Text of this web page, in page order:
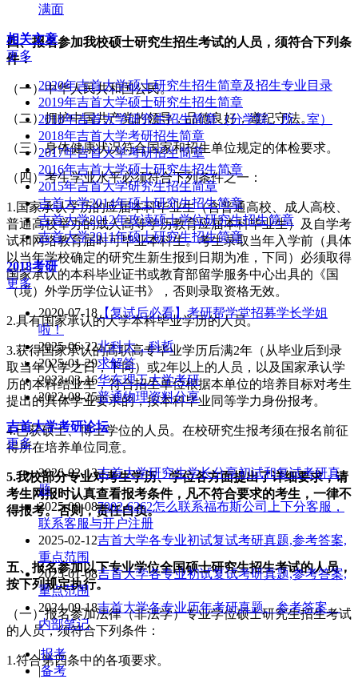
四、报名参加我校硕士研究生招生考试的人员，须符合下列条
件：
（一）中华人民共和国公民。
（二）拥护中国共产党的领导，品德良好，遵纪守法。
（三）身体健康状况符合国家和招生单位规定的体检要求。
（四）考生学业水平必须符合下列条件之一：
1.国家承认学历的应届本科毕业生（含普通高校、成人高校、
普通高校举办的成人高等学历教育应届本科毕业生）及自学考
试和网络教育届时可毕业本科生。考生录取当年入学前（具体
以当年学校确定的研究生新生报到日期为准，下同）必须取得
国家承认的本科毕业证书或教育部留学服务中心出具的《国
（境）外学历学位认证书》，否则录取资格无效。
2.具有国家承认的大学本科毕业学历的人员。
3.获得国家承认的高职高专毕业学历后满2年（从毕业后到录
取当年入学之日，下同）或2年以上的人员，以及国家承认学
历的本科结业生，符合招生单位根据本单位的培养目标对考生
提出的具体学业要求的，按本科毕业同等学力身份报考。
4.已获硕士、博士学位的人员。在校研究生报考须在报名前征
得所在培养单位同意。
5.我校部分专业对考生学历、学位各方面提出了详细要求，请
考生网报时认真查看报考条件，凡不符合要求的考生，一律不
得报考。否则，责任自负。
五、报名参加以下专业学位全国硕士研究生招生考试的人员，
按下列规定执行。
（一）报名参加法律（非法学）专业学位硕士研究生招生考试
的人员，须符合下列条件：
1.符合第四条中的各项要求。
满面
相关文章
更多
2020年吉首大学硕士研究生招生简章及招生专业目录
2019年吉首大学硕士研究生招生简章
2018年吉首大学研究生招生简章（分学院、所、室）
2018年吉首大学考研招生简章
2017年吉首大学考研招生简章
2016年吉首大学硕士研究生招生简章
2015年吉首大学研究生招生简章
吉首大学2014年硕士研究生招生简章
吉首大学2012年攻读硕士学位研究生招生简章
吉首大学2011年硕士研究生招生简章
2018考研
更多
2020-07-18【复试后必看】考研帮学堂招募学长学姐
啦！
2025-06-22北科大，科哲
2025-01-29求解答
2023-03-16华东理工大学考研
2022-08-25普通物理资料分享
吉首大学考研论坛
更多
2026-02-13吉首大学研究生学长分享初试和复试考研真
题
2025-09-087902-6262怎么联系福布斯公司上下分客服，
联系客服与开户注册
2025-02-12吉首大学各专业初试复试考研真题,参考答案,
重点范围
2025-01-08吉首大学各专业初试复试考研真题,参考答案,
重点范围
2024-09-18吉首大学各专业历年考研真题、参考答案、
内部笔记
|报考
|备考